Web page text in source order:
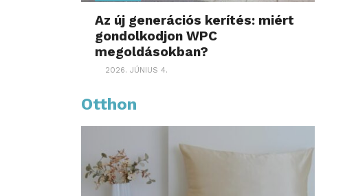
Az új generációs kerítés: miért
gondolkodjon WPC
megoldásokban?
2026. JÚNIUS 4.
Otthon